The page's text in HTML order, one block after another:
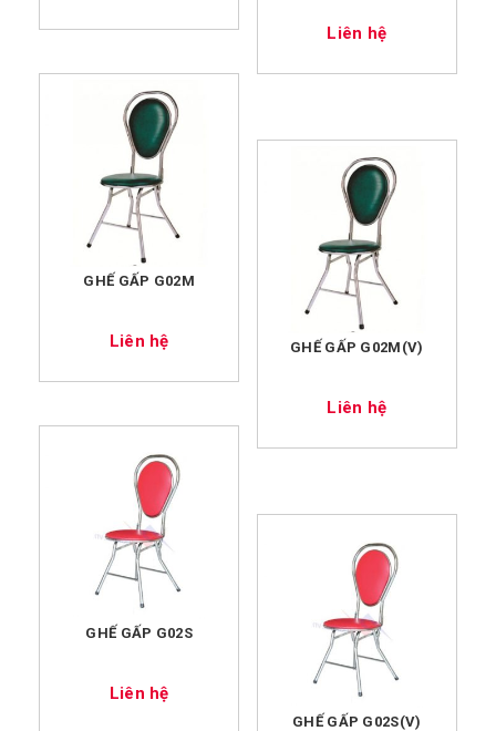
Liên hệ
GHẾ GẤP G02M
Liên hệ GHẾ GẤP G02M(V)
Liên hệ
GHẾ GẤP G02S
Liên hệ
GHẾ GẤP G02S(V)